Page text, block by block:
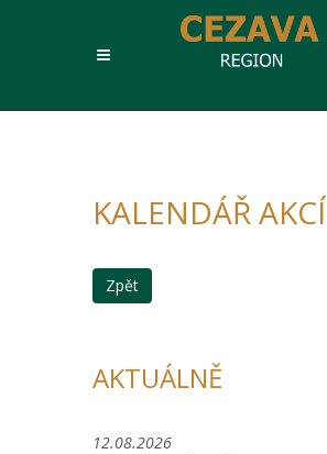
KALENDÁŘ AKCÍ
Zpět
AKTUÁLNĚ
12.08.2026